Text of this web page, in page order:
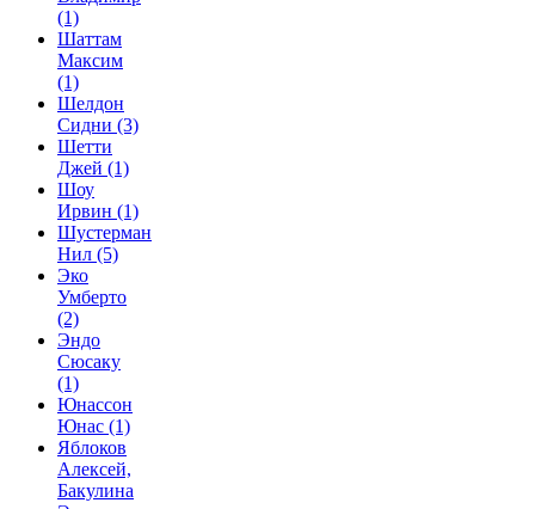
(1)
Шаттам
Максим
(1)
Шелдон
Сидни (3)
Шетти
Джей (1)
Шоу
Ирвин (1)
Шустерман
Нил (5)
Эко
Умберто
(2)
Эндо
Сюсаку
(1)
Юнассон
Юнас (1)
Яблоков
Алексей,
Бакулина